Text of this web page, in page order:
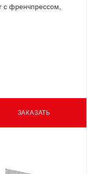
ЗАКАЗАТЬ